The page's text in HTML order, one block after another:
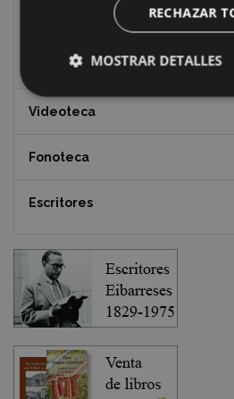
Documentos y artículos
EXFIBAR
Videoteca
Fonoteca
Escritores
RECHAZAR
MOSTRAR DETALLES